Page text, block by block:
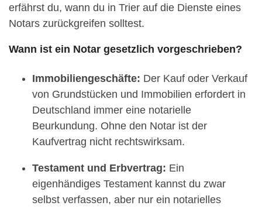
erfährst du, wann du in Trier auf die Dienste eines
Notars zurückgreifen solltest.
Wann ist ein Notar gesetzlich vorgeschrieben?
Immobiliengeschäfte: Der Kauf oder Verkauf
von Grundstücken und Immobilien erfordert in
Deutschland immer eine notarielle
Beurkundung. Ohne den Notar ist der
Kaufvertrag nicht rechtswirksam.
Testament und Erbvertrag: Ein
eigenhändiges Testament kannst du zwar
selbst verfassen, aber nur ein notarielles